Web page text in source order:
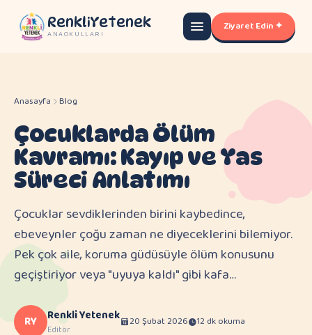
RenkliYetenek
ANAOKULLARI
Ziyaret Edin ✦
Anasayfa Blog
Çocuklarda Ölüm
Kavramı: Kayıp ve Yas
Süreci Anlatımı
Çocuklar sevdiklerinden birini kaybedince,
ebeveynler çoğu zaman ne diyeceklerini bilemiyor.
Pek çok aile, koruma güdüsüyle ölüm konusunu
geçiştiriyor veya "uyuya kaldı" gibi kafa…
RY Renkli Yetenek
Editör
20 Şubat 2026 12 dk okuma